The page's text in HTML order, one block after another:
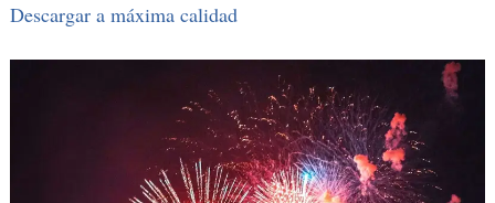
Descargar a máxima calidad